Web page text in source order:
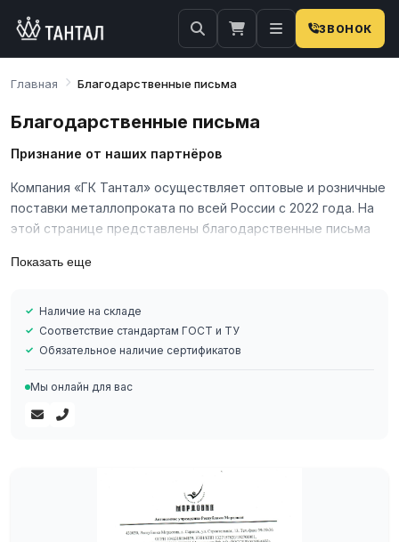
ЗВОНОК
Главная Благодарственные письма
Благодарственные письма
Признание от наших партнёров
Компания «ГК Тантал» осуществляет оптовые и розничные
поставки металлопроката по всей России с 2022 года. На
этой странице представлены благодарственные письма
строительных компаний и производств.
Более 4 000 000 наименований в каталоге
Наличие на складе в России
Соответствие стандартам ГОСТ и ТУ
Гибкая система скидок для оптовых покупателей
Для оформления заказа вы можете связаться с нашими
Показать еще
Наличие на складе
Соответствие стандартам ГОСТ и ТУ
Обязательное наличие сертификатов
Мы онлайн для вас